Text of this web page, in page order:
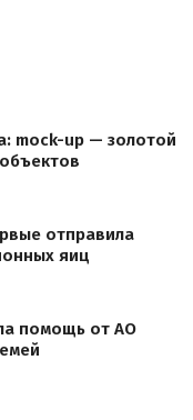
mock-up — золотой
отправила
яиц
помощь от АО